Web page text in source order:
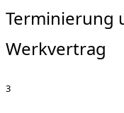
Terminierung
Werkvertrag
3